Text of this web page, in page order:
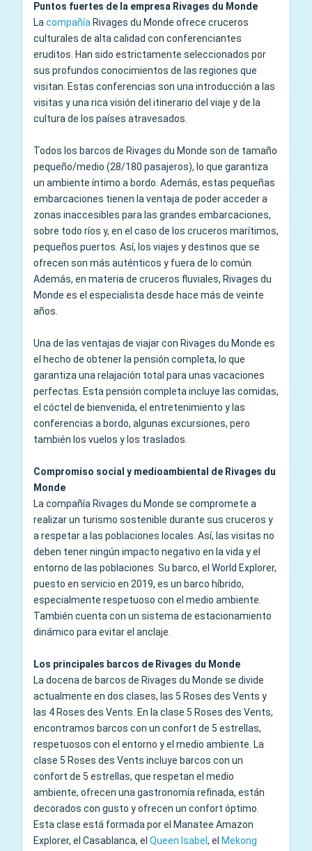
Puntos fuertes de la empresa Rivages du Monde
La compañía Rivages du Monde ofrece cruceros
culturales de alta calidad con conferenciantes
eruditos. Han sido estrictamente seleccionados por
sus profundos conocimientos de las regiones que
visitan. Estas conferencias son una introducción a las
visitas y una rica visión del itinerario del viaje y de la
cultura de los países atravesados.
Todos los barcos de Rivages du Monde son de tamaño
pequeño/medio (28/180 pasajeros), lo que garantiza
un ambiente íntimo a bordo. Además, estas pequeñas
embarcaciones tienen la ventaja de poder acceder a
zonas inaccesibles para las grandes embarcaciones,
sobre todo ríos y, en el caso de los cruceros marítimos,
pequeños puertos. Así, los viajes y destinos que se
ofrecen son más auténticos y fuera de lo común.
Además, en materia de cruceros fluviales, Rivages du
Monde es el especialista desde hace más de veinte
años.
Una de las ventajas de viajar con Rivages du Monde es
el hecho de obtener la pensión completa, lo que
garantiza una relajación total para unas vacaciones
perfectas. Esta pensión completa incluye las comidas,
el cóctel de bienvenida, el entretenimiento y las
conferencias a bordo, algunas excursiones, pero
también los vuelos y los traslados.
Compromiso social y medioambiental de Rivages du
Monde
La compañía Rivages du Monde se compromete a
realizar un turismo sostenible durante sus cruceros y
a respetar a las poblaciones locales. Así, las visitas no
deben tener ningún impacto negativo en la vida y el
entorno de las poblaciones. Su barco, el World Explorer,
puesto en servicio en 2019, es un barco híbrido,
especialmente respetuoso con el medio ambiente.
También cuenta con un sistema de estacionamiento
dinámico para evitar el anclaje.
Los principales barcos de Rivages du Monde
La docena de barcos de Rivages du Monde se divide
actualmente en dos clases, las 5 Roses des Vents y
las 4 Roses des Vents. En la clase 5 Roses des Vents,
encontramos barcos con un confort de 5 estrellas,
respetuosos con el entorno y el medio ambiente. La
clase 5 Roses des Vents incluye barcos con un
confort de 5 estrellas, que respetan el medio
ambiente, ofrecen una gastronomía refinada, están
decorados con gusto y ofrecen un confort óptimo.
Esta clase está formada por el Manatee Amazon
Explorer, el Casablanca, el Queen Isabel , el Mekong